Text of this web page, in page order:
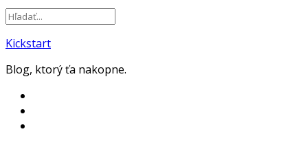
Kickstart
Blog, ktorý ťa nakopne.